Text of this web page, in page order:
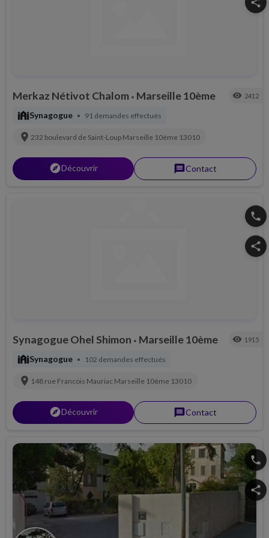
share
Merkaz Nétivot Chalom • Marseille 10ème visibility 2412
synagogueSynagogue • 91 demandes effectués
location_on 232 boulevard de Saint-Loup Marseille 10ème 13010
explorerDécouvrir messageContact
phone
share
Synagogue Ohel Shimon • Marseille 10ème visibility 1915
synagogueSynagogue • 102 demandes effectués
location_on 148 rue Francois Mauriac Marseille 10ème 13010
explorerDécouvrir messageContact
phone
share